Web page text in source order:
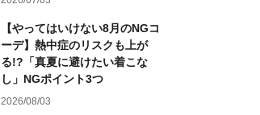
【やってはいけない8月のNGコ
ーデ】熱中症のリスクも上が
る!?「真夏に避けたい着こな
し」NGポイント3つ
2026/08/03